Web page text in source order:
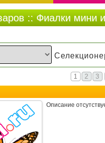
:: Фиалки мини
1 2 3
Описание